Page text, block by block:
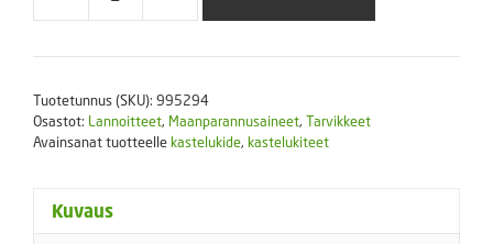
Kastelukide
g
150
g
Tuotetunnus (SKU): 995294
Osastot: Lannoitteet, Maanparannusaineet, Tarvikkeet
Avainsanat tuotteellekastelukide, kastelukiteet
Kuvaus